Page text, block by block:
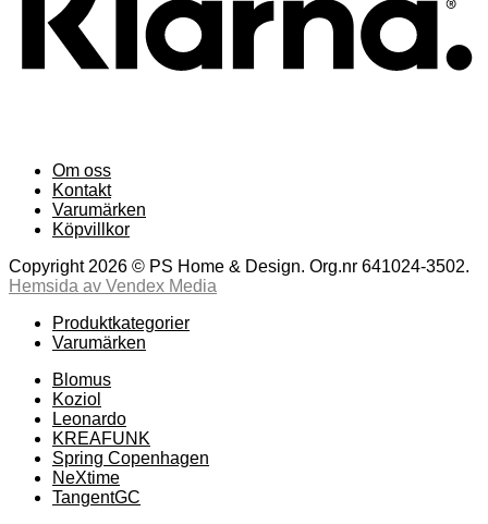
Om oss
Kontakt
Varumärken
Köpvillkor
Copyright 2026 © PS Home & Design. Org.nr 641024-3502.
Hemsida av Vendex Media
Produktkategorier
Varumärken
Blomus
Koziol
Leonardo
KREAFUNK
Spring Copenhagen
NeXtime
TangentGC